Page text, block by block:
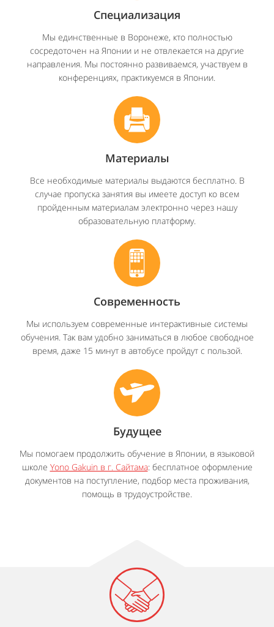
Специализация
Мы единственные в Воронеже, кто полностью
сосредоточен на Японии и не отвлекается на другие
направления. Мы постоянно развиваемся, участвуем в
конференциях, практикуемся в Японии.
Материалы
Все необходимые материалы выдаются бесплатно. В
случае пропуска занятия вы имеете доступ ко всем
пройденным материалам электронно через нашу
образовательную платформу.
Современность
Мы используем современные интерактивные системы
обучения. Так вам удобно заниматься в любое свободное
время, даже 15 минут в автобусе пройдут с пользой.
Будущее
Мы помогаем продолжить обучение в Японии, в языковой
школе Yono Gakuin в г. Сайтама: бесплатное оформление
документов на поступление, подбор места проживания,
помощь в трудоустройстве.